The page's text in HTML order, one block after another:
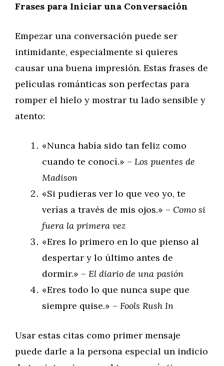
Frases para Iniciar una Conversación
Empezar una conversación puede ser
intimidante, especialmente si quieres
causar una buena impresión. Estas frases de
películas románticas son perfectas para
romper el hielo y mostrar tu lado sensible y
atento:
«Nunca había sido tan feliz como
cuando te conocí.» – Los puentes de
Madison
«Si pudieras ver lo que veo yo, te
verías a través de mis ojos.» – Como si
fuera la primera vez
«Eres lo primero en lo que pienso al
despertar y lo último antes de
dormir.» – El diario de una pasión
«Eres todo lo que nunca supe que
siempre quise.» – Fools Rush In
Usar estas citas como primer mensaje
puede darle a la persona especial un indicio